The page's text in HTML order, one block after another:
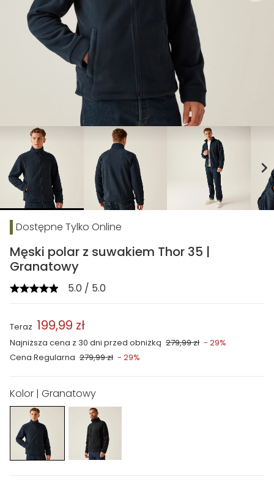
chevron_right
Dostępne Tylko Online
Męski polar z suwakiem Thor 35 |
Granatowy
5.0 / 5.0
Cena Regularna 279,99 zł - 29%
Najniższa cena z 30 dni przed obniżką 279,99 zł - 29%
Teraz 199,99 zł
Kolor | Granatowy